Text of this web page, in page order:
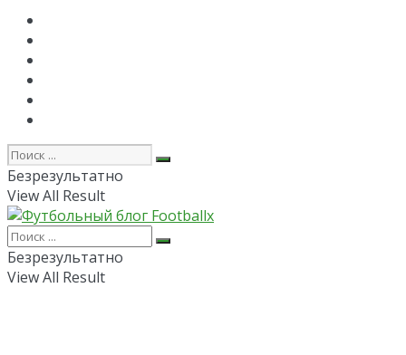
Безрезультатно
View All Result
Безрезультатно
View All Result